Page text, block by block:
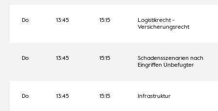
Do 13:45 15:15
Logistikrecht -
Versicherungsrecht
Do 13:45 15:15
Schadensszenarien nach
Eingriffen Unbefugter
Do 13:45 15:15 Infrastruktur